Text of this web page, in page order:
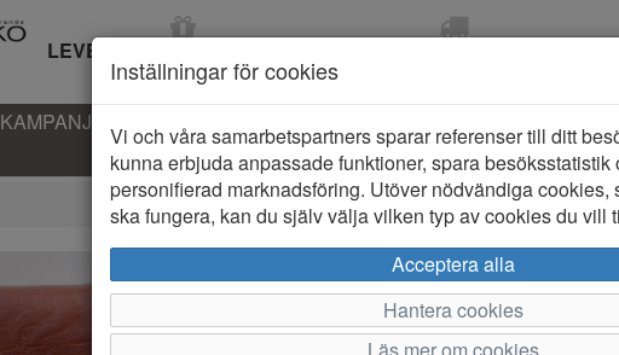
LEVERANS INOM 2-5 DAGAR
KAMPANJ KLÄDER-BARN
Varumärke:
Artikelnummer:
Inställningar för cookies
Vi och våra samarbetspartners sparar referenser till ditt
kunna erbjuda anpassade funktioner, spara besöksstatistik
personifierad marknadsföring. Utöver nödvändiga cookies,
ska fungera, kan du själv välja vilken typ av cookies du vill
Acceptera alla
Hantera cookies